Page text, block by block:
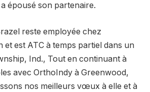
épousé son partenaire.
reste employée chez
et est ATC à temps partiel dans un
Ind., Tout en continuant à
avec OrthoIndy à Greenwood,
nos meilleurs vœux à elle et à